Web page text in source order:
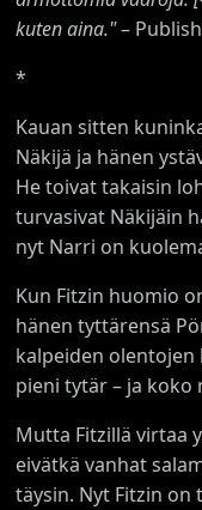
kuten aina."–
*
Kauan sitten
Näkijä ja hänen
He toivat takaisin
turvasivat Näkijäin
nyt Narri on
Kun Fitzin huomio
hänen tyttärensä
kalpeiden olentojen
pieni tytär – ja koko
Mutta Fitzillä virtaa
eivätkä vanhat
täysin. Nyt Fitzin on